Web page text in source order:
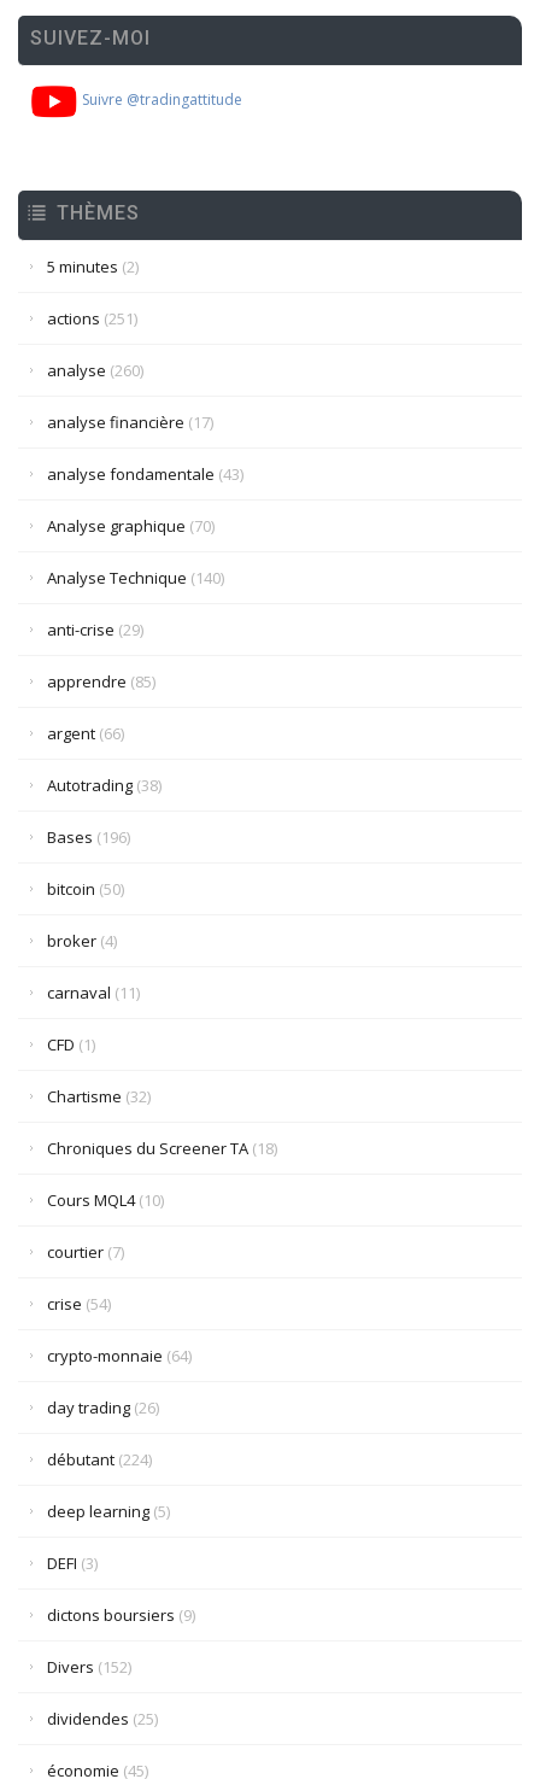
SUIVEZ-MOI
Suivre @tradingattitude
THÈMES
5 minutes (2)
actions (251)
analyse (260)
analyse financière (17)
analyse fondamentale (43)
Analyse graphique (70)
Analyse Technique (140)
anti-crise (29)
apprendre (85)
argent (66)
Autotrading (38)
Bases (196)
bitcoin (50)
broker (4)
carnaval (11)
CFD (1)
Chartisme (32)
Chroniques du Screener TA (18)
Cours MQL4(10)
courtier (7)
crise (54)
crypto-monnaie (64)
day trading (26)
débutant (224)
deep learning (5)
DEFI (3)
dictons boursiers (9)
Divers (152)
dividendes (25)
économie (45)